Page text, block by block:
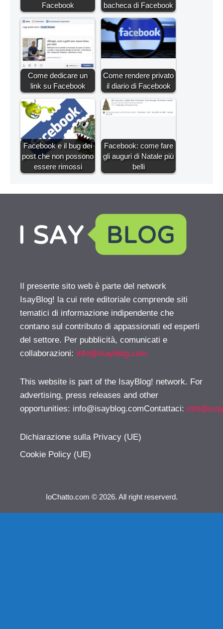
Facebook
bacheca di Facebook
Come dedicare un
link su Facebook
Come rendere privato
il diario di Facebook
Facebook e il bug dei
post che non possono
essere rimossi
Facebook: come fare
gli auguri di Natale più
belli
Il presente sito web è parte del network
IsayBlog! la cui rete editoriale comprende siti
tematici di informazione indipendente che
contano sul contributo di appassionati ed esperti
del settore. Per pubblicità, comunicati e
collaborazioni: info@isayblog.com
This website is part of the IsayBlog! network. For
advertising, press releases and other
opportunities: info@isayblog.comContattaci:
Dichiarazione sulla Privacy (UE)
Cookie Policy (UE)
IoChatto.com © 2026. All right reserverd.